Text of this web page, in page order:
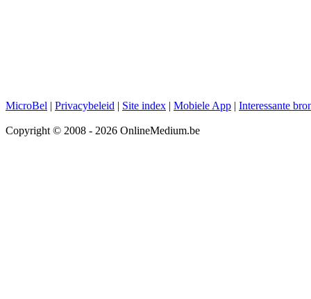
MicroBel | Privacybeleid | Site index | Mobiele App | Interessante
Copyright © 2008 - 2026 OnlineMedium.be